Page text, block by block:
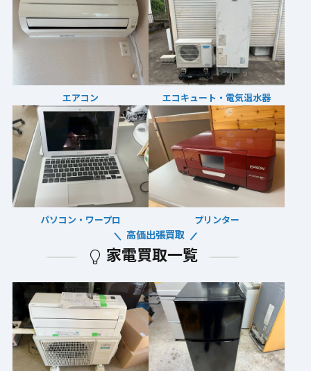
エアコン エコキュート・電気温水器
パソコン・ワープロ プリンター
家電買取一覧
高価出張買取